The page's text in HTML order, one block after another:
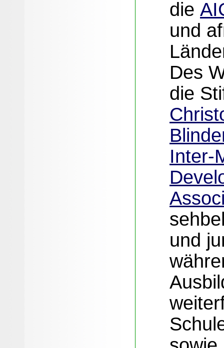
die
und
Des
die
Inter-
und